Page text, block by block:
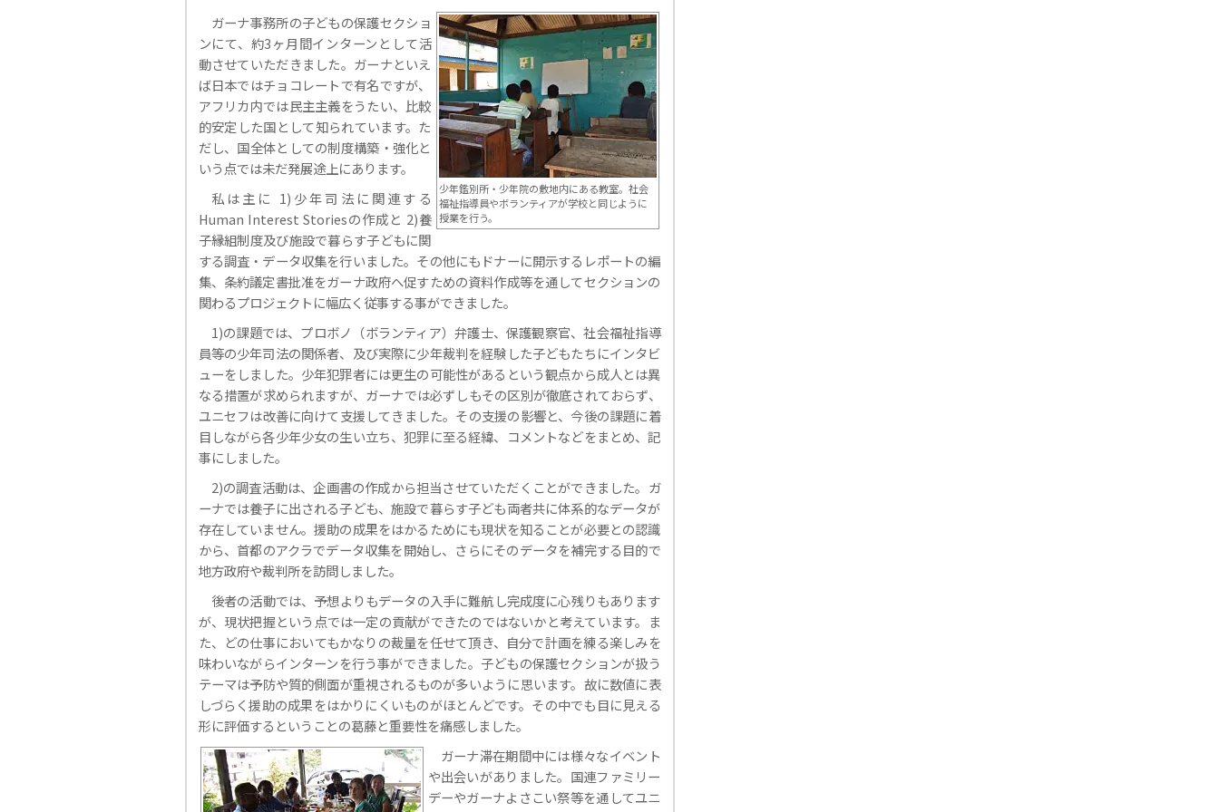
少年鑑別所・少年院の敷地内にある教室。社会
福祉指導員やボランティアが学校と同じように
授業を行う。
ガーナ事務所の子どもの保護セクショ
ンにて、約3ヶ月間インターンとして活
動させていただきました。ガーナといえ
ば日本ではチョコレートで有名ですが、
アフリカ内では民主主義をうたい、比較
的安定した国として知られています。た
だし、国全体としての制度構築・強化と
いう点では未だ発展途上にあります。
私は主に 1)少年司法に関連する
Human Interest Storiesの作成と 2)養
子縁組制度及び施設で暮らす子どもに関
する調査・データ収集を行いました。その他にもドナーに開示するレポートの編
集、条約議定書批准をガーナ政府へ促すための資料作成等を通してセクションの
関わるプロジェクトに幅広く従事する事ができました。
1)の課題では、プロボノ（ボランティア）弁護士、保護観察官、社会福祉指導
員等の少年司法の関係者、及び実際に少年裁判を経験した子どもたちにインタビ
ューをしました。少年犯罪者には更生の可能性があるという観点から成人とは異
なる措置が求められますが、ガーナでは必ずしもその区別が徹底されておらず、
ユニセフは改善に向けて支援してきました。その支援の影響と、今後の課題に着
目しながら各少年少女の生い立ち、犯罪に至る経緯、コメントなどをまとめ、記
事にしました。
2)の調査活動は、企画書の作成から担当させていただくことができました。ガ
ーナでは養子に出される子ども、施設で暮らす子ども両者共に体系的なデータが
存在していません。援助の成果をはかるためにも現状を知ることが必要との認識
から、首都のアクラでデータ収集を開始し、さらにそのデータを補完する目的で
地方政府や裁判所を訪問しました。
後者の活動では、予想よりもデータの入手に難航し完成度に心残りもあります
が、現状把握という点では一定の貢献ができたのではないかと考えています。ま
た、どの仕事においてもかなりの裁量を任せて頂き、自分で計画を練る楽しみを
味わいながらインターンを行う事ができました。子どもの保護セクションが扱う
テーマは予防や質的側面が重視されるものが多いように思います。故に数値に表
しづらく援助の成果をはかりにくいものがほとんどです。その中でも目に見える
形に評価するということの葛藤と重要性を痛感しました。
ガーナ滞在期間中には様々なイベント
や出会いがありました。国連ファミリー
デーやガーナよさこい祭等を通してユニ